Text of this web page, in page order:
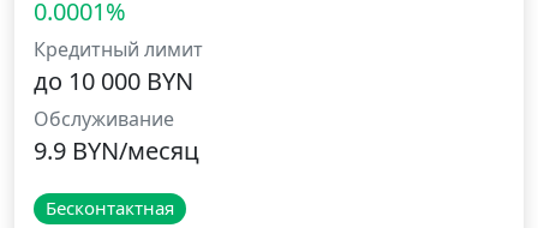
0.0001%
Кредитный лимит
до 10 000 BYN
Обслуживание
9.9 BYN/месяц
Бесконтактная